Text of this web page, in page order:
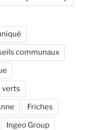
communaux
verts
Friches
Ingeo Group